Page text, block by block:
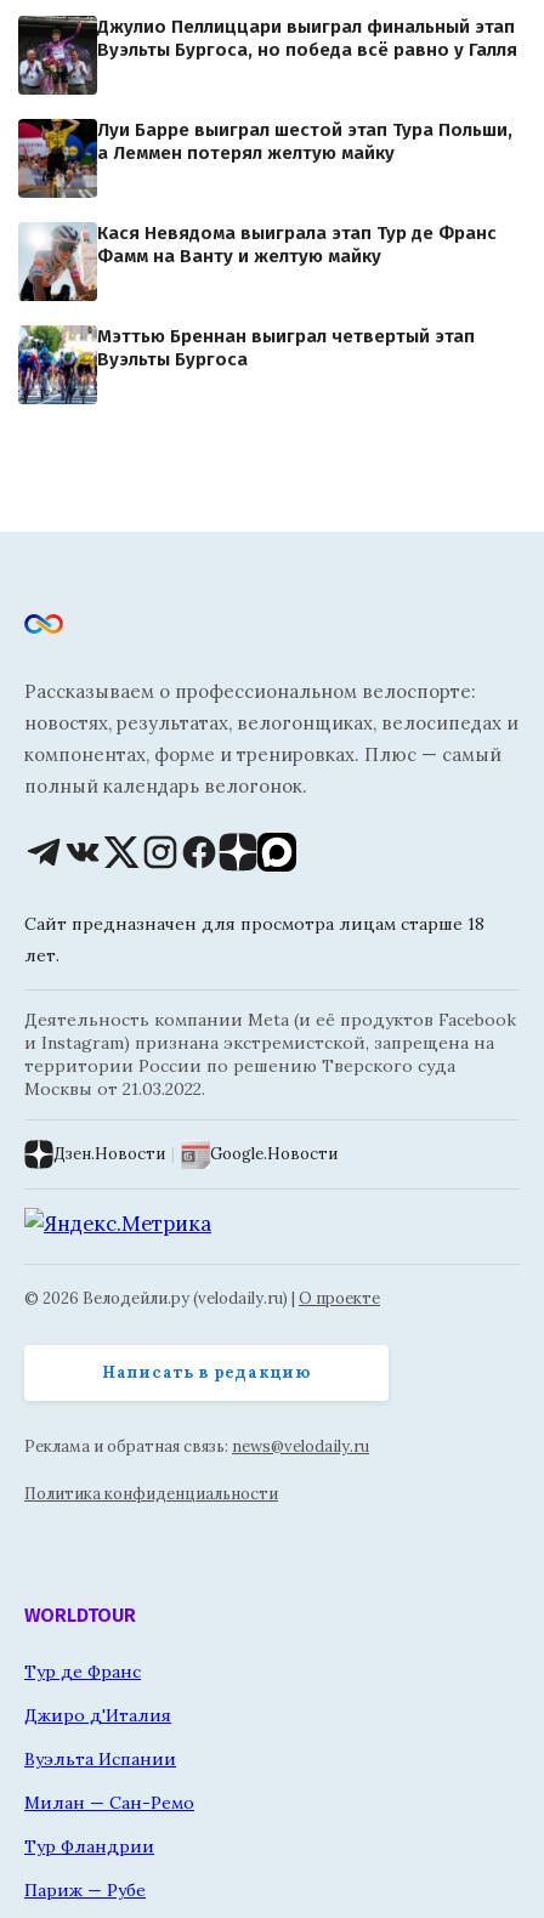
Джулио Пеллиццари выиграл финальный этап
Вуэльты Бургоса, но победа всё равно у Галля
Луи Барре выиграл шестой этап Тура Польши,
а Леммен потерял желтую майку
Кася Невядома выиграла этап Тур де Франс
Фамм на Ванту и желтую майку
Мэттью Бреннан выиграл четвертый этап
Вуэльты Бургоса
Рассказываем о профессиональном велоспорте:
новостях, результатах, велогонщиках, велосипедах и
компонентах, форме и тренировках. Плюс — самый
полный календарь велогонок.
Сайт предназначен для просмотра лицам старше 18
лет.
Деятельность компании Meta (и её продуктов Facebook
и Instagram) признана экстремистской, запрещена на
территории России по решению Тверского суда
Москвы от 21.03.2022.
Дзен.Новости | Google.Новости
© 2026 Велодейли.ру (velodaily.ru) | О проекте
Написать в редакцию
Реклама и обратная связь: news@velodaily.ru
Политика конфиденциальности
WORLDTOUR
Тур де Франс
Джиро д'Италия
Вуэльта Испании
Милан — Сан-Ремо
Тур Фландрии
Париж — Рубе